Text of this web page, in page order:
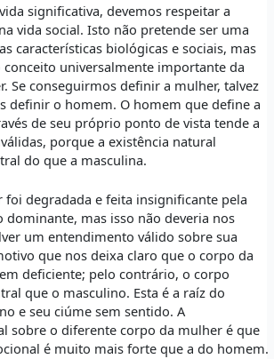
significativa, devemos respeitar a
vida social. Isto não pretende ser uma
características biológicas e sociais, mas
conceito universalmente importante da
Se conseguirmos definir a mulher, talvez
definir o homem. O homem que define a
de seu próprio ponto de vista tende a
porque a existência natural
do que a masculina.
foi degradada e feita insignificante pela
dominante, mas isso não deveria nos
um entendimento válido sobre sua
que nos deixa claro que o corpo da
deficiente; pelo contrário, o corpo
que o masculino. Esta é a raíz do
e seu ciúme sem sentido. A
sobre o diferente corpo da mulher é que
é muito mais forte que a do homem.